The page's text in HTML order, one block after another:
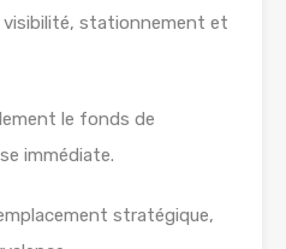
stationnement et
le fonds de
immédiate.
stratégique,